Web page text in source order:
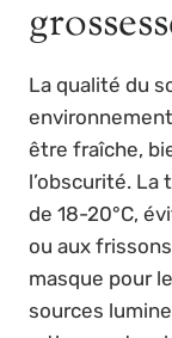
La qualité du
être fraîche,
l’obscurité.
de 18-20°C,
ou aux
masque pour
sources